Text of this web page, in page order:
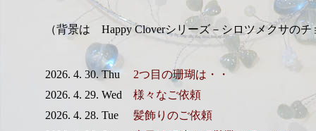
（背景は Happy Cloverシリーズ－シロツメクサのチ
2026. 4. 30. Thu
2つ目の珊瑚は・・
2026. 4. 29. Wed
様々なご依頼
2026. 4. 28. Tue
髪飾りのご依頼